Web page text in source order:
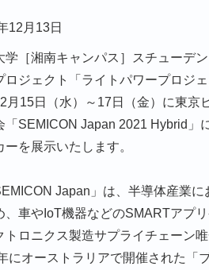
12月13日
学［湘南キャンパス］スチューデ
ロジェクト「ライトパワープロジ
月15日（水）～17日（金）に東京
「SEMICON Japan 2021 Hybrid」
ーを展示いたします。
Japan」は、半導体産業に
、車やIoT機器などのSMARTアプ
トロニクス製造サプライチェーン
にオーストラリアで開催された「